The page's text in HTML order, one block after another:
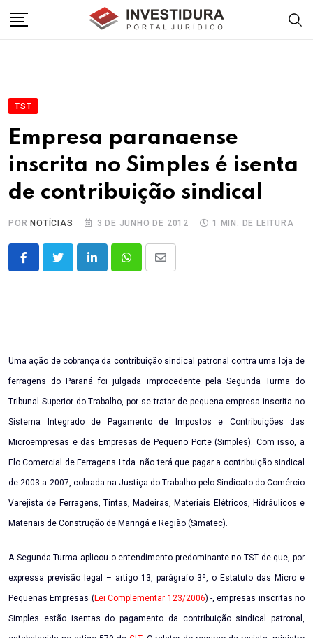
TST
Empresa paranaense
inscrita no Simples é isenta
de contribuição sindical
POR NOTÍCIAS 3 DE JUNHO DE 2012 1 MIN. DE LEITURA
LinkedInWhatsappShare
Uma ação de cobrança da contribuição sindical patronal contra uma loja de
ferragens do Paraná foi julgada improcedente pela Segunda Turma do
Tribunal Superior do Trabalho, por se tratar de pequena empresa inscrita no
Sistema Integrado de Pagamento de Impostos e Contribuições das
Microempresas e das Empresas de Pequeno Porte (Simples). Com isso, a
Elo Comercial de Ferragens Ltda. não terá que pagar a contribuição sindical
de 2003 a 2007, cobrada na Justiça do Trabalho pelo Sindicato do Comércio
Varejista de Ferragens, Tintas, Madeiras, Materiais Elétricos, Hidráulicos e
Materiais de Construção de Maringá e Região (Simatec).
A Segunda Turma aplicou o entendimento predominante no TST de que, por
expressa previsão legal – artigo 13, parágrafo 3º, o Estatuto das Micro e
Pequenas Empresas (Lei Complementar 123/2006) -, empresas inscritas no
Simples estão isentas do pagamento da contribuição sindical patronal,